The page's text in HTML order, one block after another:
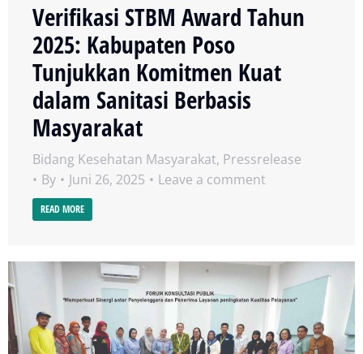
Verifikasi STBM Award Tahun
2025: Kabupaten Poso
Tunjukkan Komitmen Kuat
dalam Sanitasi Berbasis
Masyarakat
Bidang Kesehatan Masyarakat, Pressrelease
By
Juni 26, 2025 Leave a comment
READ MORE